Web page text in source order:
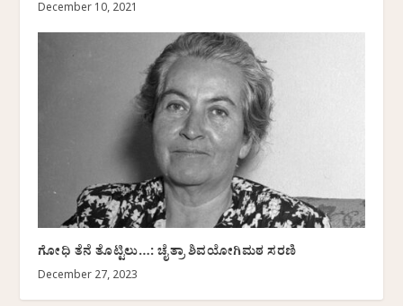
December 10, 2021
ಗೋಧಿ ತೆನೆ ತೊಟ್ಟಿಲು…: ಚೈತ್ರಾ ಶಿವಯೋಗಿಮಠ ಸರಣಿ
December 27, 2023